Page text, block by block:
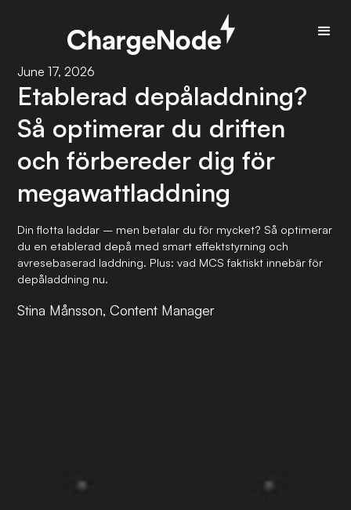
June 17, 2026
Etablerad depåladdning?
Så optimerar du driften
och förbereder dig för
megawattladdning
Din flotta laddar – men betalar du för mycket? Så optimerar
du en etablerad depå med smart effektstyrning och
avresebaserad laddning. Plus: vad MCS faktiskt innebär för
depåladdning nu.
Stina Månsson, Content Manager